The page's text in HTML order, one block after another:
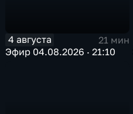
4 августа
21 мин
Эфир 04.08.2026 · 21:10